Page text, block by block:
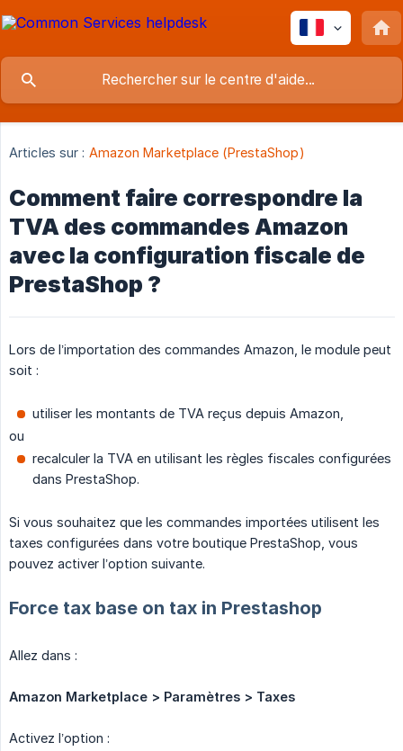
Articles sur : Amazon Marketplace (PrestaShop)
Comment faire correspondre la
TVA des commandes Amazon
avec la configuration fiscale de
PrestaShop ?
Lors de l’importation des commandes Amazon, le module peut
soit :
utiliser les montants de TVA reçus depuis Amazon,
ou
recalculer la TVA en utilisant les règles fiscales configurées
dans PrestaShop.
Si vous souhaitez que les commandes importées utilisent les
taxes configurées dans votre boutique PrestaShop, vous
pouvez activer l’option suivante.
Force tax base on tax in Prestashop
Allez dans :
Amazon Marketplace > Paramètres > Taxes
Activez l’option :